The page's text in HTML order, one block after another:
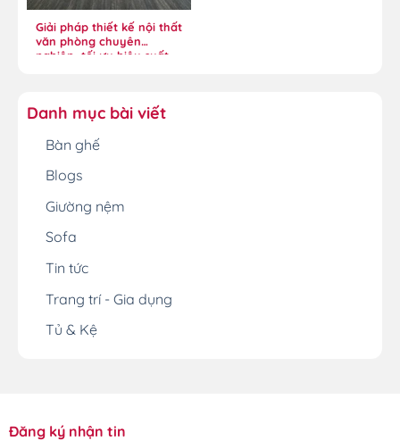
Giải pháp thiết kế nội thất
văn phòng chuyên
nghiệp, tối ưu hiệu suất
Danh mục bài viết
Bàn ghế
Blogs
Giường nệm
Sofa
Tin tức
Trang trí - Gia dụng
Tủ & Kệ
Đăng ký nhận tin